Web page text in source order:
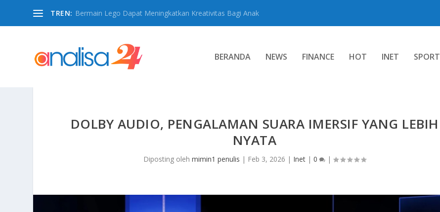
TREN: Bermain Lego Dapat Meningkatkan Kreativitas Bagi Anak
BERANDA NEWS FINANCE HOT INET SPORT
DOLBY AUDIO, PENGALAMAN SUARA IMERSIF YANG LEBIH
NYATA
Diposting oleh mimin1 penulis | Feb 3, 2026 | Inet| 0 |